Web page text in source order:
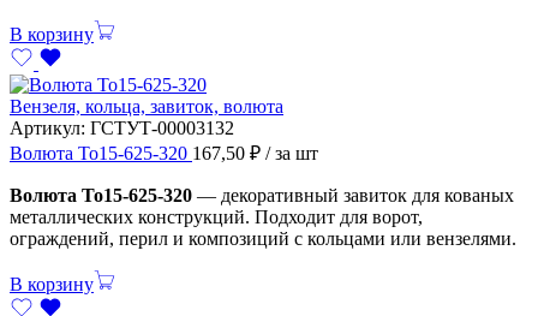
В корзину
Вензеля, кольца, завиток, волюта
Артикул: ГСТУТ-00003132
Волюта То15-625-320 167,50 ₽ / за шт
Волюта То15-625-320 — декоративный завиток для кованых
металлических конструкций. Подходит для ворот,
ограждений, перил и композиций с кольцами или вензелями.
В корзину